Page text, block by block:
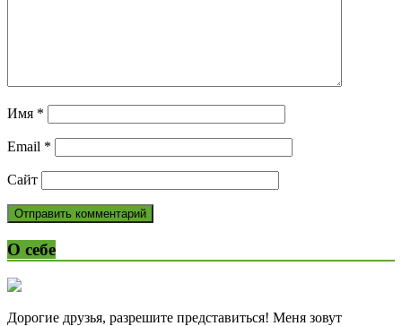
Имя *
Email *
Сайт
О себе
Дорогие друзья, разрешите представиться! Меня зовут